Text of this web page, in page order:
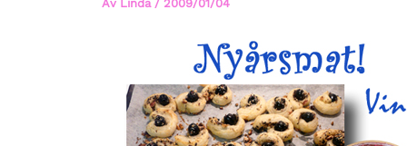
Av Linda / 2009/01/04